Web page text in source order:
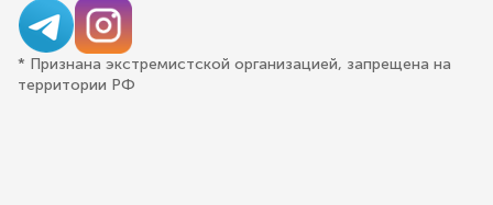
* Признана экстремистской организацией, запрещена на
территории РФ